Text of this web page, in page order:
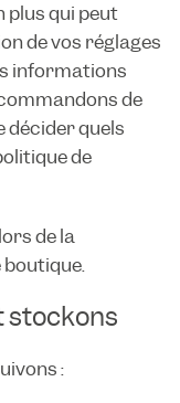
plus qui peut
de vos réglages
informations
de
décider quels
de
de la
stockons
: